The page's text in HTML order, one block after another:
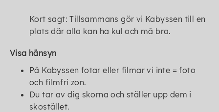
Kort sagt: Tillsammans gör vi Kabyssen till en
plats där alla kan ha kul och må bra.
Visa hänsyn
På Kabyssen fotar eller filmar vi inte = foto
och filmfri zon.
Du tar av dig skorna och ställer upp dem i
skostället.